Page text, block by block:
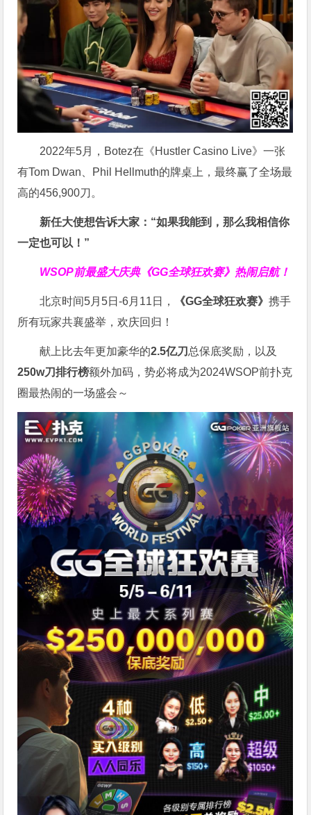
2022年5月，Botez在《Hustler Casino Live》一张
有Tom Dwan、Phil Hellmuth的牌桌上，最终赢了全场最
高的456,900刀。
新任大使想告诉大家：“如果我能到，那么我相信你
一定也可以！”
WSOP前最盛大庆典《GG全球狂欢赛》 热闹启航！
北京时间5月5日-6月11日， 《GG全球狂欢赛》携手
所有玩家共襄盛举，欢庆回归！
献上比去年更加豪华的2.5亿刀 总保底奖励，以及
250w刀排行榜额外加码，势必将成为2024WSOP前扑克
圈最热闹的一场盛会～